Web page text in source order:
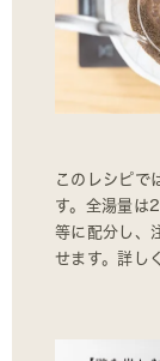
このレシピで
す。全湯量は
等に配分し、
せます。詳し